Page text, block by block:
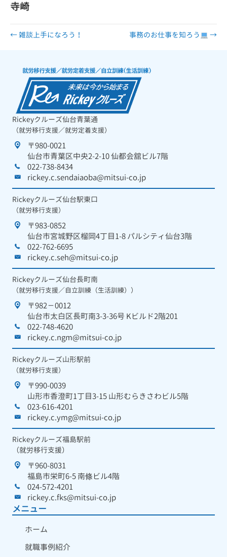
寺崎
← 雑談上手になろう！ 事務のお仕事を知ろう →
Rickeyクルーズ仙台青葉通
（就労移行支援／就労定着支援）
〒980-0021
仙台市青葉区中央2-2-10 仙都会舘ビル7階
022-738-8434
rickey.c.sendaiaoba@mitsui-co.jp
Rickeyクルーズ仙台駅東口
（就労移行支援）
〒983-0852
仙台市宮城野区榴岡4丁目1-8 パルシティ仙台3階
022-762-6695
rickey.c.seh@mitsui-co.jp
Rickeyクルーズ仙台長町南
（就労移行支援／自立訓練（生活訓練））
〒982－0012
仙台市太白区長町南3-3-36号 Kビルド2階201
022-748-4620
rickey.c.ngm@mitsui-co.jp
Rickeyクルーズ山形駅前
（就労移行支援）
〒990-0039
山形市香澄町1丁目3-15 山形むらきさわビル5階
023-616-4201
rickey.c.ymg@mitsui-co.jp
Rickeyクルーズ福島駅前
（就労移行支援）
〒960-8031
福島市栄町6-5 南條ビル4階
024-572-4201
rickey.c.fks@mitsui-co.jp
メニュー
ホーム
就職事例紹介